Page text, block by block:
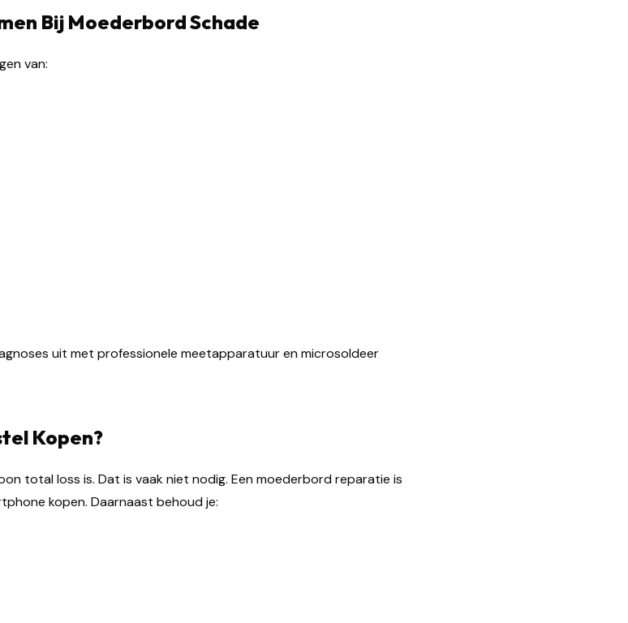
Bij Moederbord Schade
van:
uit met professionele meetapparatuur en microsoldeer
Kopen?
total loss is. Dat is vaak niet nodig. Een moederbord reparatie is
kopen. Daarnaast behoud je: